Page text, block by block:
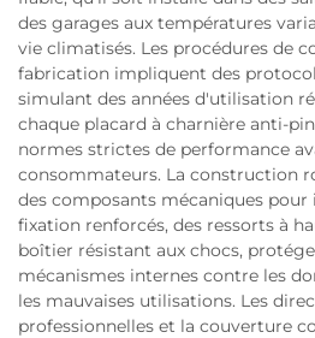
des garages aux températures
vie climatisés. Les procédures de
fabrication impliquent des
simulant des années d'utilisation
chaque placard à charnière anti-
normes strictes de performance
consommateurs. La construction
des composants mécaniques
fixation renforcés, des ressorts à
boîtier résistant aux chocs,
mécanismes internes contre les
les mauvaises utilisations. Les
professionnelles et la couverture